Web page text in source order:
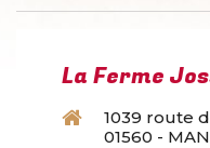
La Ferme
1039 route
01560 -